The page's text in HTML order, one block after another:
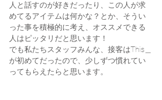
人と話すのが好きだったり、この人が求
めてるアイテムは何かな？とか、そうい
った事を積極的に考え、オススメできる
人はピッタリだと思います！
でも私たちスタッフみんな、接客はThis＿
が初めてだったので、少しずつ慣れてい
ってもらえたらと思います。​